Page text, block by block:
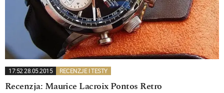
17:52 28.05.2015 RECENZJE I TESTY
Recenzja: Maurice Lacroix Pontos Retro